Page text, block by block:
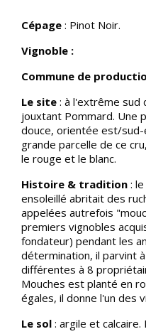
Cépage : Pinot Noir.
Vignoble :
Commune de
Le site : à l'extrême sud
jouxtant Pommard. Une
douce, orientée est/
grande parcelle de ce
le rouge et le blanc.
Histoire & tradition :
ensoleillé abritait des
appelées autrefois
premiers vignobles
fondateur) pendant les
détermination, il parvint
différentes à 8
Mouches est planté en
égales, il donne l'un des
Le sol : argile et